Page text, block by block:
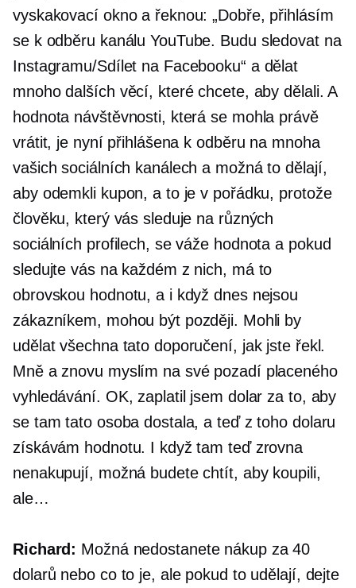
vyskakovací okno a řeknou: „Dobře, přihlásím
se k odběru kanálu YouTube. Budu sledovat na
Instagramu/Sdílet na Facebooku“ a dělat
mnoho dalších věcí, které chcete, aby dělali. A
hodnota návštěvnosti, která se mohla právě
vrátit, je nyní přihlášena k odběru na mnoha
vašich sociálních kanálech a možná to dělají,
aby odemkli kupon, a to je v pořádku, protože
člověku, který vás sleduje na různých
sociálních profilech, se váže hodnota a pokud
sledujte vás na každém z nich, má to
obrovskou hodnotu, a i když dnes nejsou
zákazníkem, mohou být později. Mohli by
udělat všechna tato doporučení, jak jste řekl.
Mně a znovu myslím na své pozadí placeného
vyhledávání. OK, zaplatil jsem dolar za to, aby
se tam tato osoba dostala, a teď z toho dolaru
získávám hodnotu. I když tam teď zrovna
nenakupují, možná budete chtít, aby koupili,
ale…
Richard: Možná nedostanete nákup za 40
dolarů nebo co to je, ale pokud to udělají, dejte